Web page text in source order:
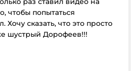
чтобы попытаться
Хочу сказать, что это просто
шустрый Дорофеев!!!